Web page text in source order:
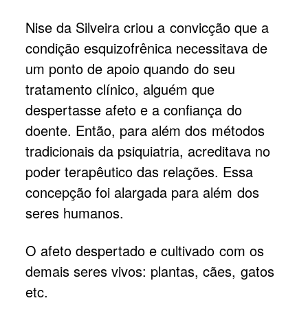
Nise da Silveira criou a convicção que a
condição esquizofrênica necessitava de
um ponto de apoio quando do seu
tratamento clínico, alguém que
despertasse afeto e a confiança do
doente. Então, para além dos métodos
tradicionais da psiquiatria, acreditava no
poder terapêutico das relações. Essa
concepção foi alargada para além dos
seres humanos.
O afeto despertado e cultivado com os
demais seres vivos: plantas, cães, gatos
etc.